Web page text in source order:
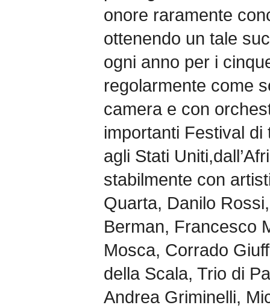
onore raramente
ottenendo un tale
ogni anno per i
regolarmente come
camera e con
importanti Festival di
agli Stati
stabilmente con
Quarta, Danilo
Berman, Francesco
Mosca, Corrado
della Scala, Trio di
Andrea Griminelli,